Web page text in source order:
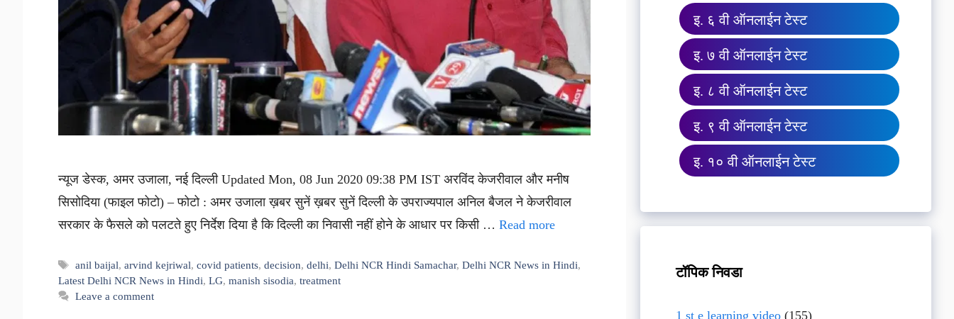
न्यूज डेस्क, अमर उजाला, नई दिल्ली Updated Mon, 08 Jun 2020 09:38 PM IST अरविंद केजरीवाल और मनीष
सिसोदिया (फाइल फोटो) – फोटो : अमर उजाला ख़बर सुनें ख़बर सुनें दिल्ली के उपराज्यपाल अनिल बैजल ने केजरीवाल
सरकार के फैसले को पलटते हुए निर्देश दिया है कि दिल्ली का निवासी नहीं होने के आधार पर किसी … Read more
Tags
anil baijal,arvind kejriwal,covid patients,decision,delhi,Delhi NCR Hindi Samachar,Delhi NCR News in Hindi,
Latest Delhi NCR News in Hindi, LG, manish sisodia, treatment
Leave a comment
इ. ६ वी ऑनलाईन टेस्ट
इ. ७ वी ऑनलाईन टेस्ट
इ. ८ वी ऑनलाईन टेस्ट
इ. ९ वी ऑनलाईन टेस्ट
इ. १० वी ऑनलाईन टेस्ट
टॉपिक निवडा
1 st e learning video(155)